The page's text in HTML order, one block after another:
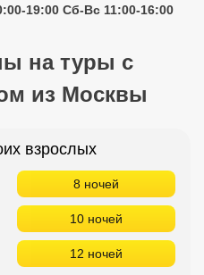
19:00 Сб-Вс 11:00-16:00
на туры с
из Москвы
взрослых
8 ночей
10 ночей
12 ночей